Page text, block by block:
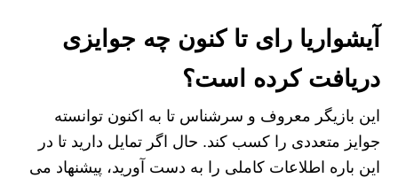
آیشواریا رای تا کنون چه جوایزی
دریافت کرده است؟
این بازیگر معروف و سرشناس تا به اکنون توانسته
جوایز متعددی را کسب کند. حال اگر تمایل دارید تا در
این باره اطلاعات کاملی را به دست آورید، پیشنهاد می